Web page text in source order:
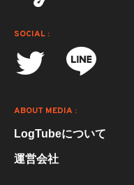
SOCIAL :
ABOUT MEDIA :
LogTubeについて
運営会社